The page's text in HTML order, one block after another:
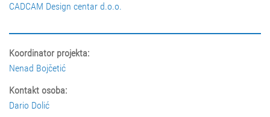
CADCAM Design centar d.o.o.
Koordinator projekta:
Nenad Bojčetić
Kontakt osoba:
Dario Dolić